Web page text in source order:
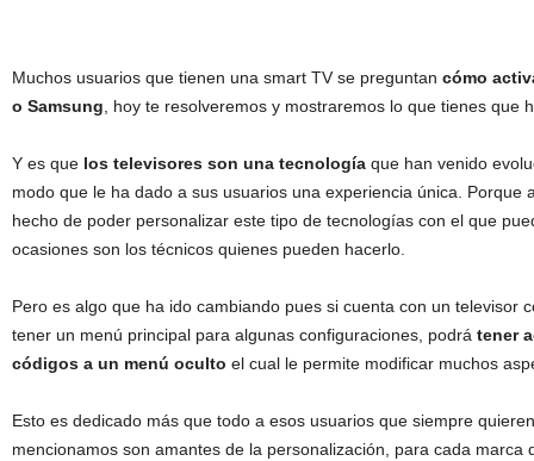
Muchos usuarios que tienen una smart TV se preguntan cómo
o Samsung , hoy te resolveremos y mostraremos lo que tienes que
Y es que los televisores son una tecnología que han venido
modo que le ha dado a sus usuarios una experiencia única. Porque
hecho de poder personalizar este tipo de tecnologías con el que
ocasiones son los técnicos quienes pueden hacerlo.
Pero es algo que ha ido cambiando pues si cuenta con un televisor
tener un menú principal para algunas configuraciones, podrá tener
códigos a un menú oculto el cual le permite modificar muchos
Esto es dedicado más que todo a esos usuarios que siempre
mencionamos son amantes de la personalización, para cada marca